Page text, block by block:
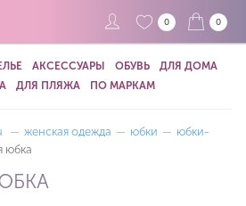
0 0
АКСЕССУАРЫ ОБУВЬ
ДЛЯ ДОМА
ДЛЯ ПЛЯЖА ПО МАРКАМ
— женская одежда — юбки — юбки-
юбка